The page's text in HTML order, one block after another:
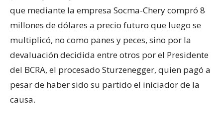
que mediante la empresa Socma-Chery compró 8
millones de dólares a precio futuro que luego se
multiplicó, no como panes y peces, sino por la
devaluación decidida entre otros por el Presidente
del BCRA, el procesado Sturzenegger, quien pagó a
pesar de haber sido su partido el iniciador de la
causa.